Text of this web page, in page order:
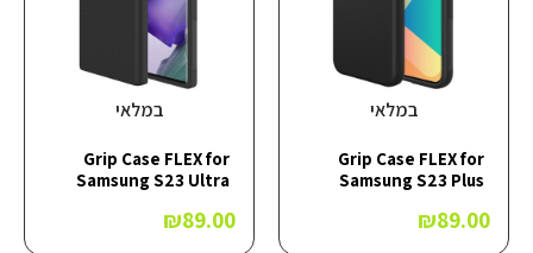
במלאי
Grip Case FLEX for
Samsung S23 Plus
₪89.00
במלאי
Grip Case FLEX for
Samsung S23 Ultra
₪89.00